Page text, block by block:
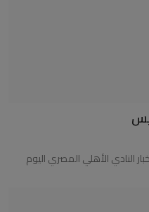
النادي الأهلي المصري اليوم